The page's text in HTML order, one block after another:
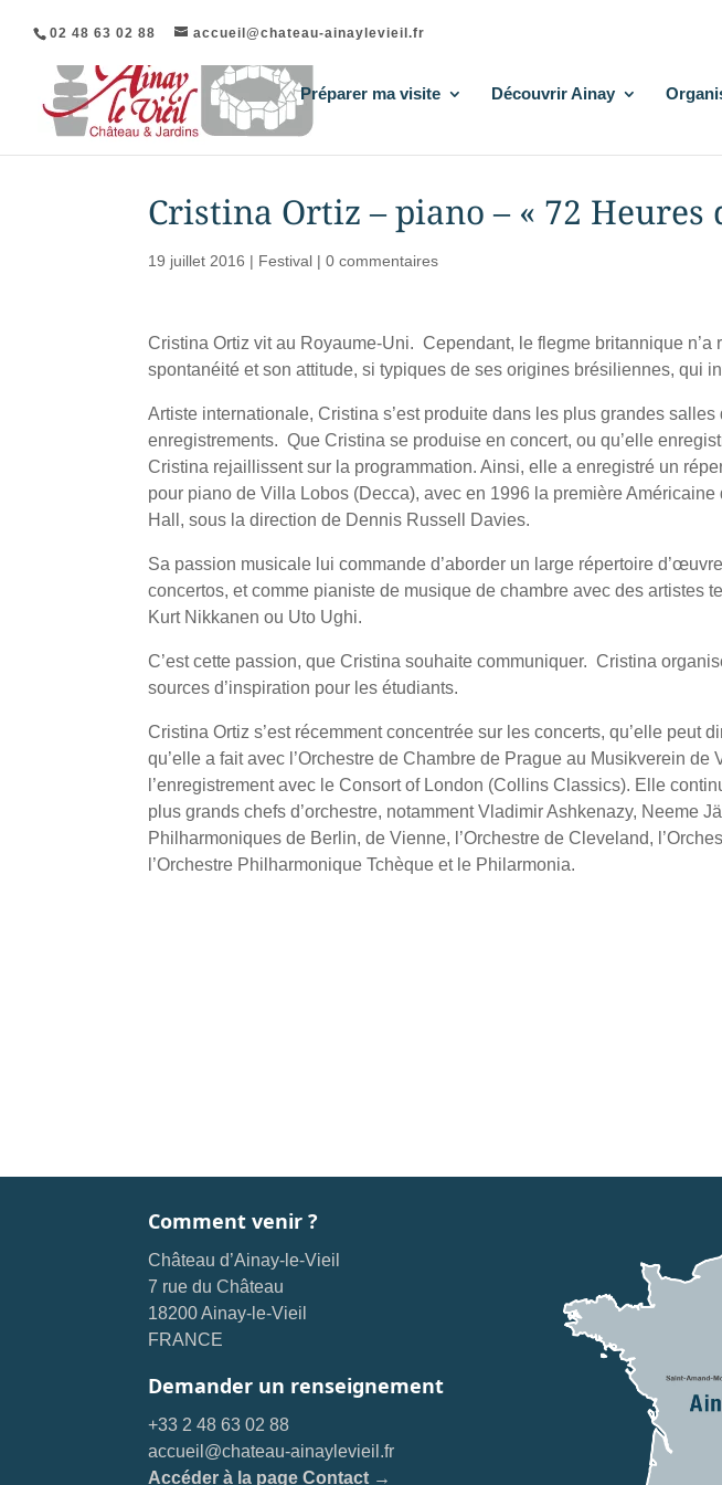
02 48 63 02 88 accueil@chateau-ainaylevieil.fr
Préparer ma visite Découvrir Ainay
Cristina Ortiz – piano – « 72 Heures
19 juillet 2016 | Festival |0 commentaires
Cristina Ortiz vit au Royaume-Uni. Cependant, le flegme britannique n’a
spontanéité et son attitude, si typiques de ses origines brésiliennes, qui
Artiste internationale, Cristina s’est produite dans les plus grandes
enregistrements. Que Cristina se produise en concert, ou qu’elle
Cristina rejaillissent sur la programmation. Ainsi, elle a enregistré un
pour piano de Villa Lobos (Decca), avec en 1996 la première
Hall, sous la direction de Dennis Russell Davies.
Sa passion musicale lui commande d’aborder un large répertoire
concertos, et comme pianiste de musique de chambre avec des artistes
Kurt Nikkanen ou Uto Ughi.
C’est cette passion, que Cristina souhaite communiquer. Cristina
sources d’inspiration pour les étudiants.
Cristina Ortiz s’est récemment concentrée sur les concerts, qu’elle peut
qu’elle a fait avec l’Orchestre de Chambre de Prague au Musikverein de
l’enregistrement avec le Consort of London (Collins Classics). Elle
plus grands chefs d’orchestre, notamment Vladimir Ashkenazy, Neeme
Philharmoniques de Berlin, de Vienne, l’Orchestre de Cleveland,
l’Orchestre Philharmonique Tchèque et le Philarmonia.
Comment venir ?
Château d’Ainay-le-Vieil
7 rue du Château
18200 Ainay-le-Vieil
FRANCE
Demander un renseignement
+33 2 48 63 02 88
accueil@chateau-ainaylevieil.fr
Accéder à la page Contact →